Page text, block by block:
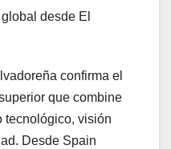
desde El
confirma el
que combine
tecnológico, visión
Desde Spain